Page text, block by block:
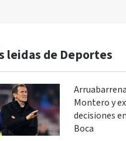
leidas de Deportes
Montero y
decisiones
Boca